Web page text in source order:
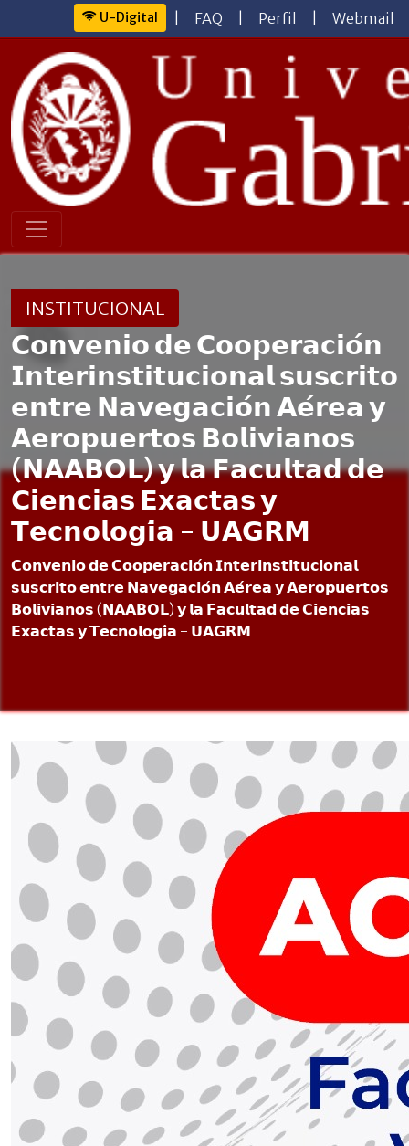
U-Digital FAQ Perfil Webmail
INSTITUCIONAL
𝗖𝗼𝗻𝘃𝗲𝗻𝗶𝗼 𝗱𝗲 𝗖𝗼𝗼𝗽𝗲𝗿𝗮𝗰𝗶𝗼́𝗻
𝗜𝗻𝘁𝗲𝗿𝗶𝗻𝘀𝘁𝗶𝘁𝘂𝗰𝗶𝗼𝗻𝗮𝗹 𝘀𝘂𝘀𝗰𝗿𝗶𝘁𝗼
𝗲𝗻𝘁𝗿𝗲 𝗡𝗮𝘃𝗲𝗴𝗮𝗰𝗶𝗼́𝗻 𝗔𝗲́𝗿𝗲𝗮 𝘆
𝗔𝗲𝗿𝗼𝗽𝘂𝗲𝗿𝘁𝗼𝘀 𝗕𝗼𝗹𝗶𝘃𝗶𝗮𝗻𝗼𝘀
(𝗡𝗔𝗔𝗕𝗢𝗟) 𝘆 𝗹𝗮 𝗙𝗮𝗰𝘂𝗹𝘁𝗮𝗱 𝗱𝗲
𝗖𝗶𝗲𝗻𝗰𝗶𝗮𝘀 𝗘𝘅𝗮𝗰𝘁𝗮𝘀 𝘆
𝗧𝗲𝗰𝗻𝗼𝗹𝗼𝗴𝗶́𝗮 - 𝗨𝗔𝗚𝗥𝗠
𝗖𝗼𝗻𝘃𝗲𝗻𝗶𝗼 𝗱𝗲 𝗖𝗼𝗼𝗽𝗲𝗿𝗮𝗰𝗶𝗼́𝗻 𝗜𝗻𝘁𝗲𝗿𝗶𝗻𝘀𝘁𝗶𝘁𝘂𝗰𝗶𝗼𝗻𝗮𝗹
𝘀𝘂𝘀𝗰𝗿𝗶𝘁𝗼 𝗲𝗻𝘁𝗿𝗲 𝗡𝗮𝘃𝗲𝗴𝗮𝗰𝗶𝗼́𝗻 𝗔𝗲́𝗿𝗲𝗮 𝘆 𝗔𝗲𝗿𝗼𝗽𝘂𝗲𝗿𝘁𝗼𝘀
𝗕𝗼𝗹𝗶𝘃𝗶𝗮𝗻𝗼𝘀 (𝗡𝗔𝗔𝗕𝗢𝗟) 𝘆 𝗹𝗮 𝗙𝗮𝗰𝘂𝗹𝘁𝗮𝗱 𝗱𝗲 𝗖𝗶𝗲𝗻𝗰𝗶𝗮𝘀
𝗘𝘅𝗮𝗰𝘁𝗮𝘀 𝘆 𝗧𝗲𝗰𝗻𝗼𝗹𝗼𝗴𝗶́𝗮 - 𝗨𝗔𝗚𝗥𝗠